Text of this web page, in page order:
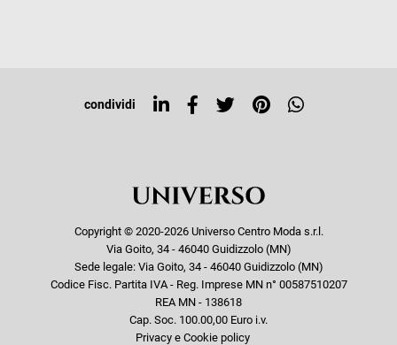
Top ricerche
condividi
Copyright © 2020-2026 Universo Centro Moda s.r.l.
Via Goito, 34 - 46040 Guidizzolo (MN)
Sede legale: Via Goito, 34 - 46040 Guidizzolo (MN)
Codice Fisc. Partita IVA - Reg. Imprese MN n° 00587510207
REA MN - 138618
Cap. Soc. 100.00,00 Euro i.v.
Privacy e Cookie policy